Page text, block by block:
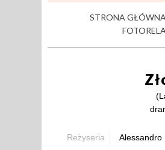
STRONA GŁÓWNA
Reżyseria
Alessandro